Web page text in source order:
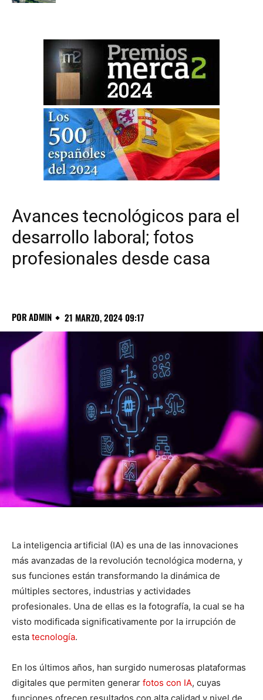
Avances tecnológicos para el
desarrollo laboral; fotos
profesionales desde casa
PORADMIN 21 MARZO, 2024 09:17
La inteligencia artificial (IA) es una de las innovaciones
más avanzadas de la revolución tecnológica moderna, y
sus funciones están transformando la dinámica de
múltiples sectores, industrias y actividades
profesionales. Una de ellas es la fotografía, la cual se ha
visto modificada significativamente por la irrupción de
esta tecnología.
En los últimos años, han surgido numerosas plataformas
digitales que permiten generar fotos con IA, cuyas